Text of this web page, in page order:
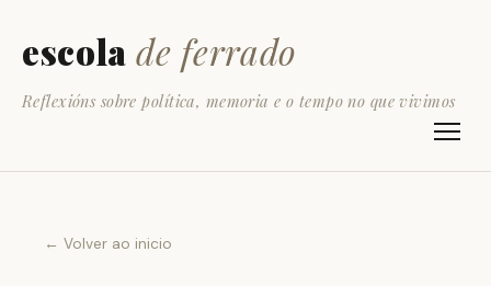
escola de ferrado
Reflexións sobre política, memoria e o tempo no que vivimos
← Volver ao inicio